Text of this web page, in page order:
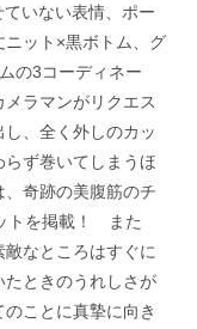
いない表情、ポー
ニット×黒ボトム、グ
の3コーディネー
ラマンがリクエス
、全く外しのカッ
らず巻いてしまうほ
奇跡の美腹筋のチ
トを掲載！ また
敵なところはすぐに
ときのうれしさが
ことに真摯に向き